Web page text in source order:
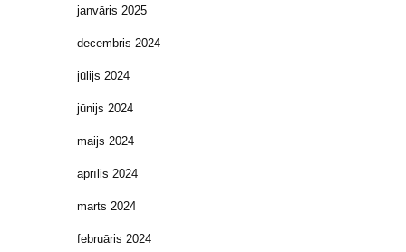
janvāris 2025
decembris 2024
jūlijs 2024
jūnijs 2024
maijs 2024
aprīlis 2024
marts 2024
februāris 2024